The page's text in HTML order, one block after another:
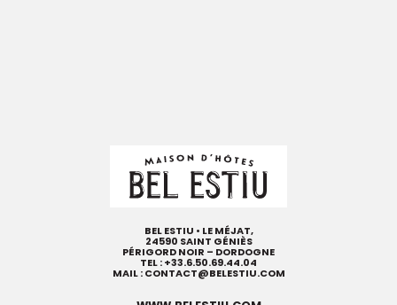
BEL ESTIU • LE MÉJAT,
24590 SAINT GÉNIÈS
PÉRIGORD NOIR – DORDOGNE
TEL :+33.6.50.69.44.04
MAIL :CONTACT@BELESTIU.COM